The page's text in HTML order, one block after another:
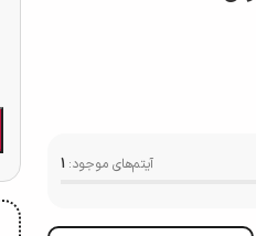
آیتم‌های موجود: 1